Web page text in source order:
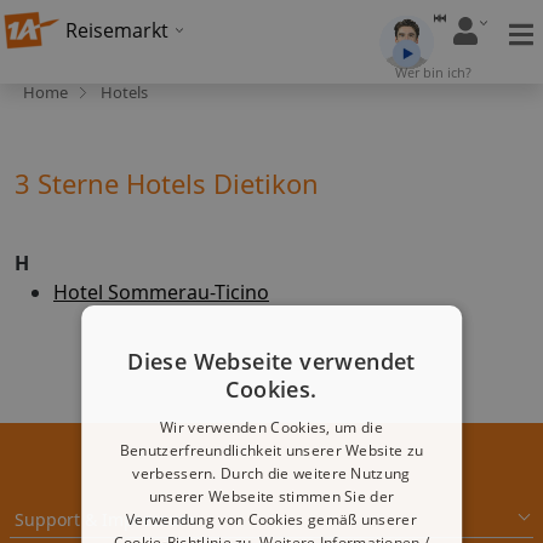
Reisemarkt
Wer bin ich?
Home Hotels
3 Sterne Hotels Dietikon
H
Hotel Sommerau-Ticino
Support & Impressum
Diese Webseite verwendet
Cookies.
Wir verwenden Cookies, um die
Benutzerfreundlichkeit unserer Website zu
verbessern. Durch die weitere Nutzung
unserer Webseite stimmen Sie der
Verwendung von Cookies gemäß unserer